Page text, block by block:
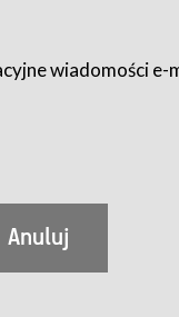
korzystania z
wiadomości e-